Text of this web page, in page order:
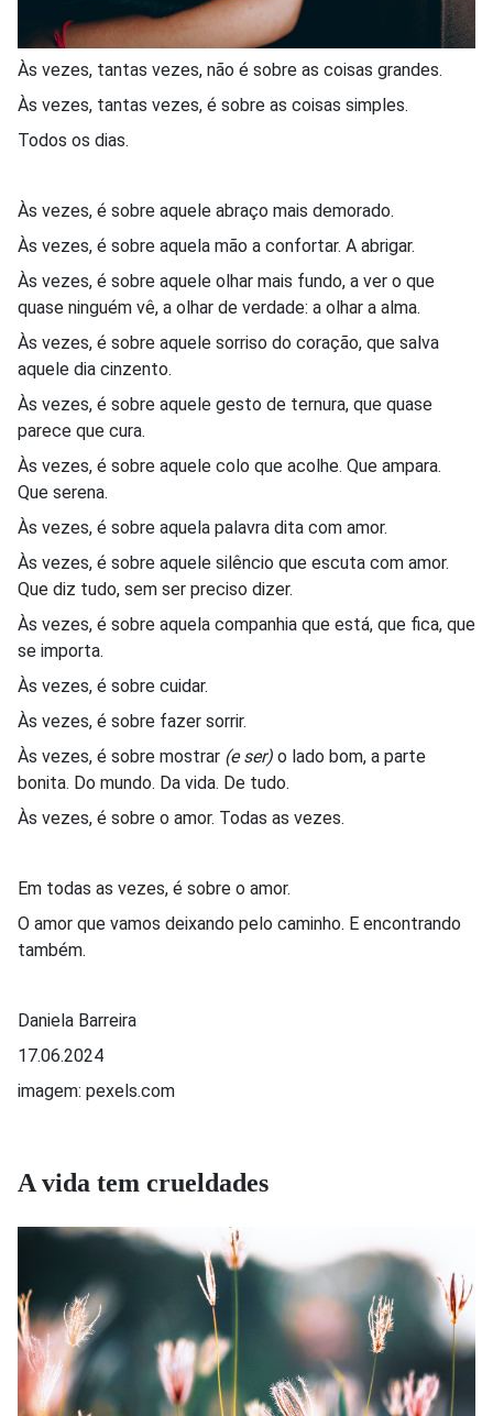
Às vezes, tantas vezes, não é sobre as coisas grandes.
Às vezes, tantas vezes, é sobre as coisas simples.
Todos os dias.
Às vezes, é sobre aquele abraço mais demorado.
Às vezes, é sobre aquela mão a confortar. A abrigar.
Às vezes, é sobre aquele olhar mais fundo, a ver o que
quase ninguém vê, a olhar de verdade: a olhar a alma.
Às vezes, é sobre aquele sorriso do coração, que salva
aquele dia cinzento.
Às vezes, é sobre aquele gesto de ternura, que quase
parece que cura.
Às vezes, é sobre aquele colo que acolhe. Que ampara.
Que serena.
Às vezes, é sobre aquela palavra dita com amor.
Às vezes, é sobre aquele silêncio que escuta com amor.
Que diz tudo, sem ser preciso dizer.
Às vezes, é sobre aquela companhia que está, que fica, que
se importa.
Às vezes, é sobre cuidar.
Às vezes, é sobre fazer sorrir.
Às vezes, é sobre mostrar (e ser) o lado bom, a parte
bonita. Do mundo. Da vida. De tudo.
Às vezes, é sobre o amor. Todas as vezes.
Em todas as vezes, é sobre o amor.
O amor que vamos deixando pelo caminho. E encontrando
também.
Daniela Barreira
17.06.2024
imagem: pexels.com
A vida tem crueldades